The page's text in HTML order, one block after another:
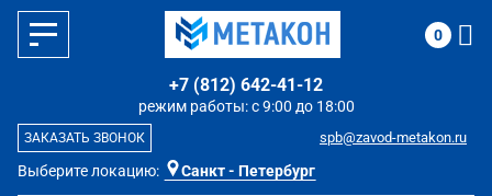
Выберите локацию: Санкт - Петербург
режим работы: с 9:00 до 18:00
+7 (812) 642-41-12
spb@zavod-metakon.ru
ЗАКАЗАТЬ ЗВОНОК
0